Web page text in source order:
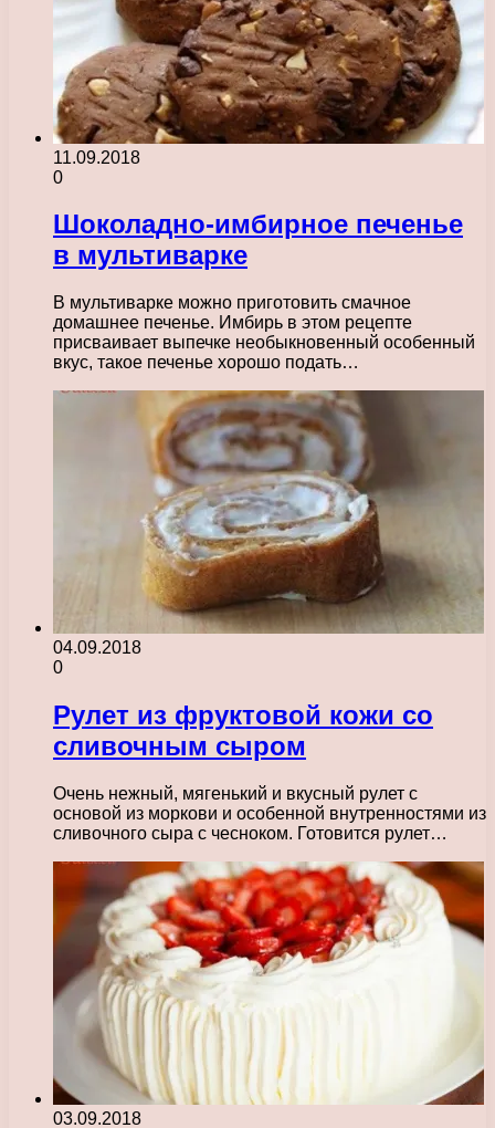
11.09.2018
0
Шоколадно-имбирное печенье
в мультиварке
В мультиварке можно приготовить смачное
домашнее печенье. Имбирь в этом рецепте
присваивает выпечке необыкновенный особенный
вкус, такое печенье хорошо подать…
04.09.2018
0
Рулет из фруктовой кожи со
сливочным сыром
Очень нежный, мягенький и вкусный рулет с
основой из моркови и особенной внутренностями из
сливочного сыра с чесноком. Готовится рулет…
03.09.2018